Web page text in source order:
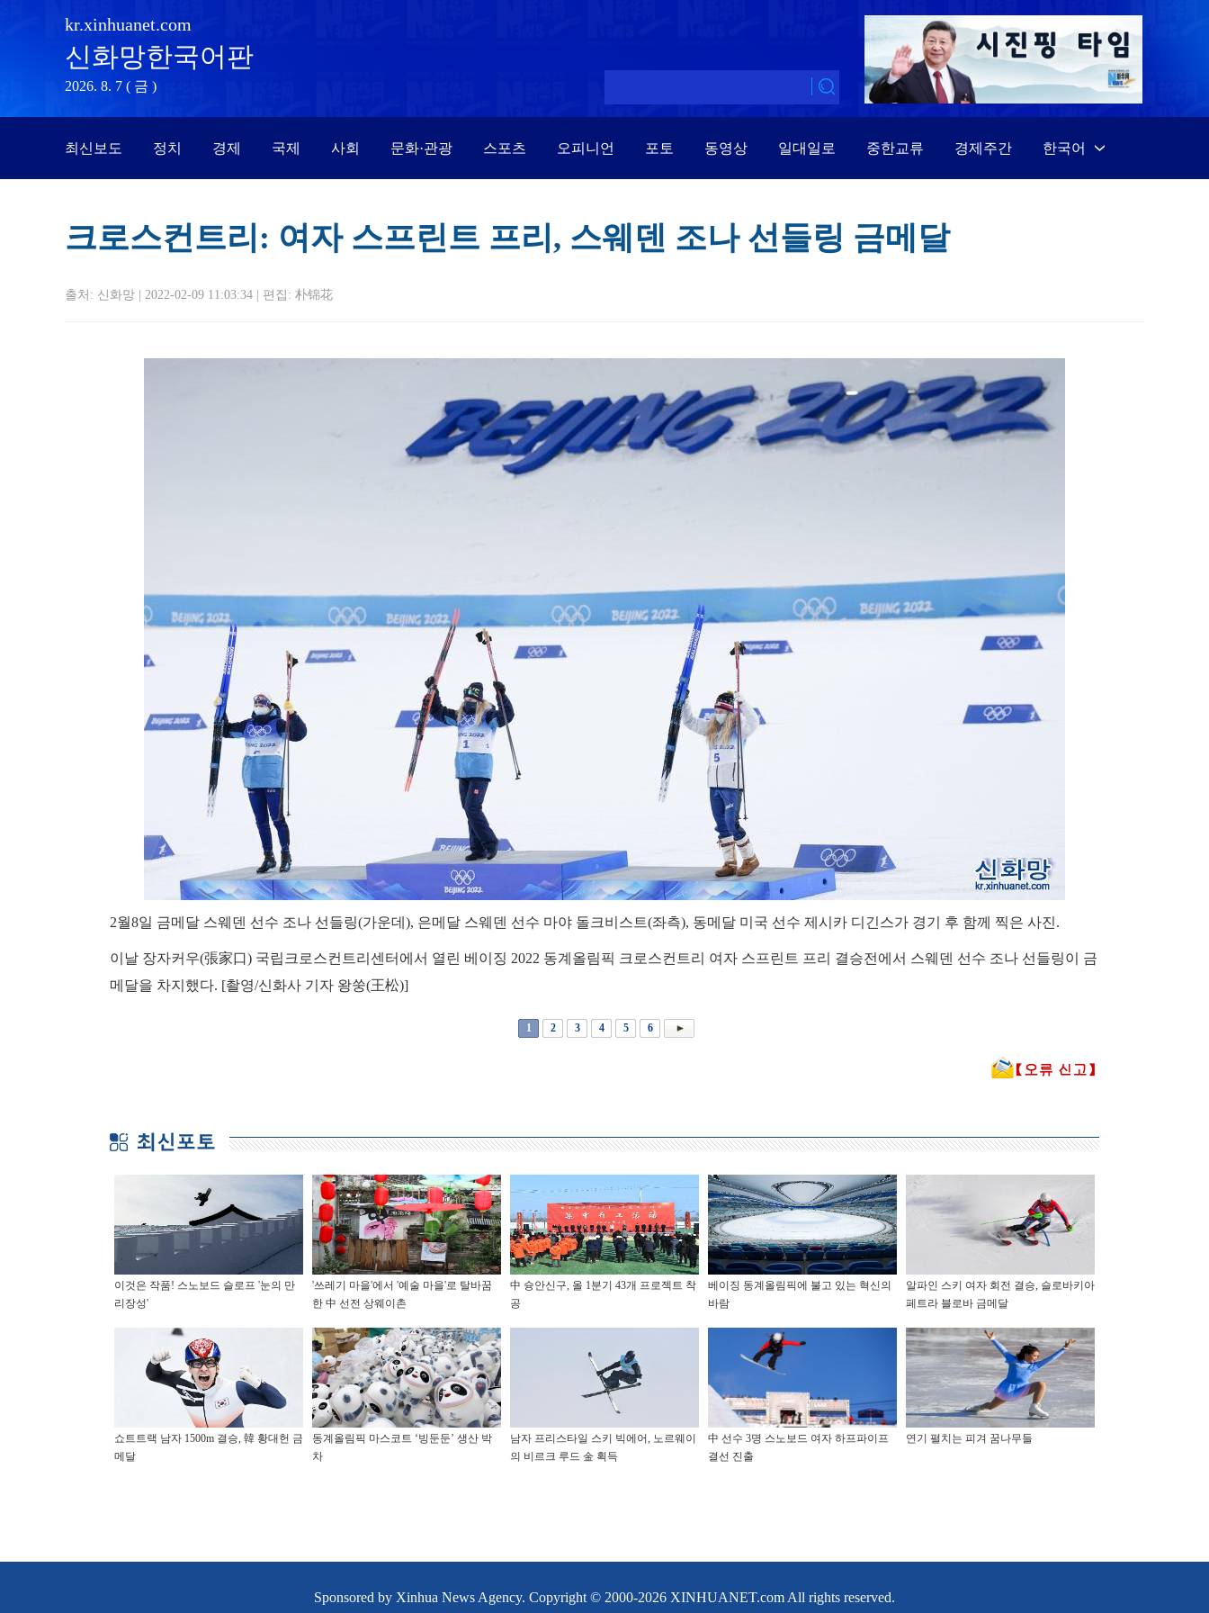
kr.xinhuanet.com
신화망한국어판
2026. 8. 7 ( 금 )
최신보도 정치 경제 국제 사회 문화·관광 스포츠 오피니언 포토 동영상 일대일로 중한교류 경제주간 한국어
Português
크로스컨트리: 여자 스프린트 프리, 스웨덴 조나 선들링 금메달
출처: 신화망 | 2022-02-09 11:03:34 | 편집: 朴锦花
2월8일 금메달 스웨덴 선수 조나 선들링(가운데), 은메달 스웨덴 선수 마야 돌크비스트(좌측), 동메달 미국 선수 제시카 디긴스가 경기 후 함께 찍은 사진.
이날 장자커우(張家口) 국립크로스컨트리센터에서 열린 베이징 2022 동계올림픽 크로스컨트리 여자 스프린트 프리 결승전에서 스웨덴 선수 조나 선들링이 금
메달을 차지했다. [촬영/신화사 기자 왕쑹(王松)]
1 2 3 4 5 6
이것은 작품! 스노보드 슬로프 '눈의 만
리장성'
'쓰레기 마을'에서 '예술 마을'로 탈바꿈
한 中 선전 상웨이촌
中 슝안신구, 올 1분기 43개 프로젝트 착
공
베이징 동계올림픽에 불고 있는 혁신의
바람
알파인 스키 여자 회전 결승, 슬로바키아
페트라 블로바 금메달
쇼트트랙 남자 1500m 결승, 韓 황대헌 금
메달
동계올림픽 마스코트 ‘빙둔둔’ 생산 박
차
남자 프리스타일 스키 빅에어, 노르웨이
의 비르크 루드 金 획득
中 선수 3명 스노보드 여자 하프파이프
결선 진출
연기 펼치는 피겨 꿈나무들
Sponsored by Xinhua News Agency. Copyright © 2000-2026 XINHUANET.com All rights reserved.